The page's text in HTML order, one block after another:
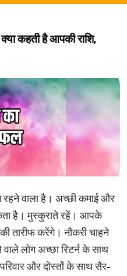
कहती है आपकी राशि,
वाला है। अच्छी कमाई और
है। मुस्कुराते रहें। आपके
तारीफ करेंगे। नौकरी चाहने
लोग अच्छा रिटर्न के साथ
और दोस्तों के साथ सैर-